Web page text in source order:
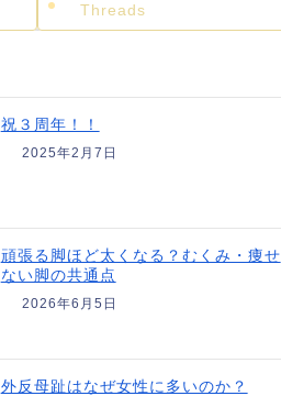
Threads
祝３周年！！
2025年2月7日
頑張る脚ほど太くなる？むくみ・痩せ
ない脚の共通点
2026年6月5日
外反母趾はなぜ女性に多いのか？